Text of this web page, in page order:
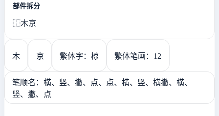
部件拆分
⿰木京
木 京 繁体字：椋 繁体笔画：12
笔顺名：横、竖、撇、点、点、横、竖、横撇、横、
竖、撇、点